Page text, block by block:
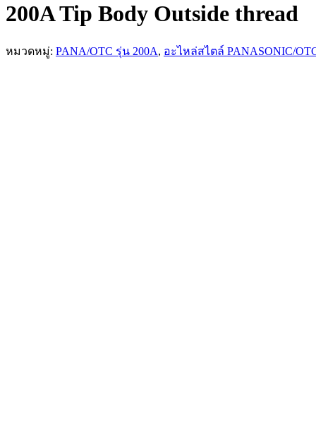
200A Tip Body Outside thread
หมวดหมู่: PANA/OTC รุ่น 200A, อะไหล่สไตล์ PANASONIC/